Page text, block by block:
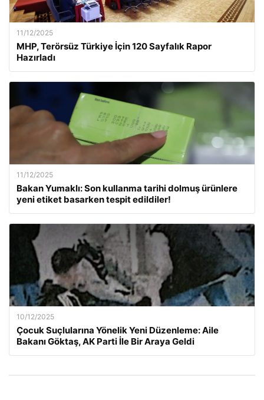
11/12/2025
MHP, Terörsüz Türkiye İçin 120 Sayfalık Rapor
Hazırladı
11/12/2025
Bakan Yumaklı: Son kullanma tarihi dolmuş ürünlere
yeni etiket basarken tespit edildiler!
10/12/2025
Çocuk Suçlularına Yönelik Yeni Düzenleme: Aile
Bakanı Göktaş, AK Parti İle Bir Araya Geldi